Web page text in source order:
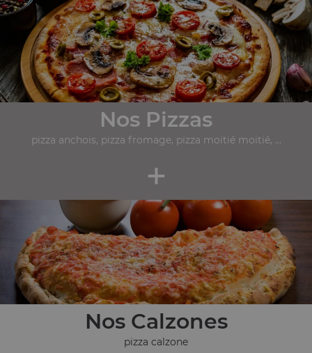
Nos Pizzas
pizza anchois, pizza fromage, pizza moitié moitié, ...
+
Nos Calzones
pizza calzone